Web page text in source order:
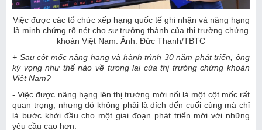
Việc được các tổ chức xếp hạng quốc tế ghi nhận và nâng hạng
là minh chứng rõ nét cho sự trưởng thành của thị trường chứng
khoán Việt Nam. Ảnh: Đức Thanh/TBTC
+ Sau cột mốc nâng hạng và hành trình 30 năm phát triển, ông
kỳ vọng như thế nào về tương lai của thị trường chứng khoán
Việt Nam?
- Việc được nâng hạng lên thị trường mới nổi là một cột mốc rất
quan trọng, nhưng đó không phải là đích đến cuối cùng mà chỉ
là bước khởi đầu cho một giai đoạn phát triển mới với những
yêu cầu cao hơn.